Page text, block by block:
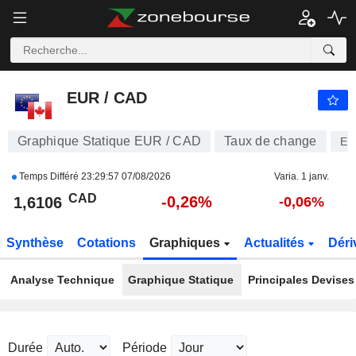
EUR / CAD
EUR / CAD
Graphique Statique EUR / CAD Taux de change
Temps Différé 23:29:57 07/08/2026 Varia. 1 janv.
1,6106 CAD -0,26% -0,06%
Synthèse Cotations Graphiques Actualités
Analyse Technique Graphique Statique Principales Devises
Durée Période